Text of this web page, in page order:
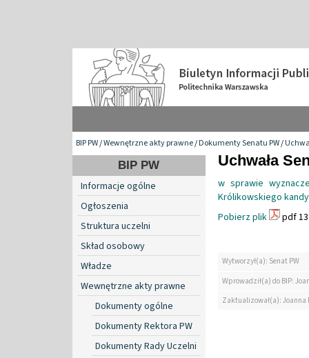
BIP PW/Wewnętrzne akty prawne/Dokumenty Senatu PW/
BIP PW
Informacje ogólne
Ogłoszenia
Struktura uczelni
Skład osobowy
Władze
Wewnętrzne akty prawne
Dokumenty ogólne
Dokumenty Rektora PW
Dokumenty Rady Uczelni
Uchwała
w sprawie
Królikowskiego
Pobierz plik
pdf
Wytworzył(a): Senat PW
Wprowadził(a) do BIP:
Zaktualizował(a):